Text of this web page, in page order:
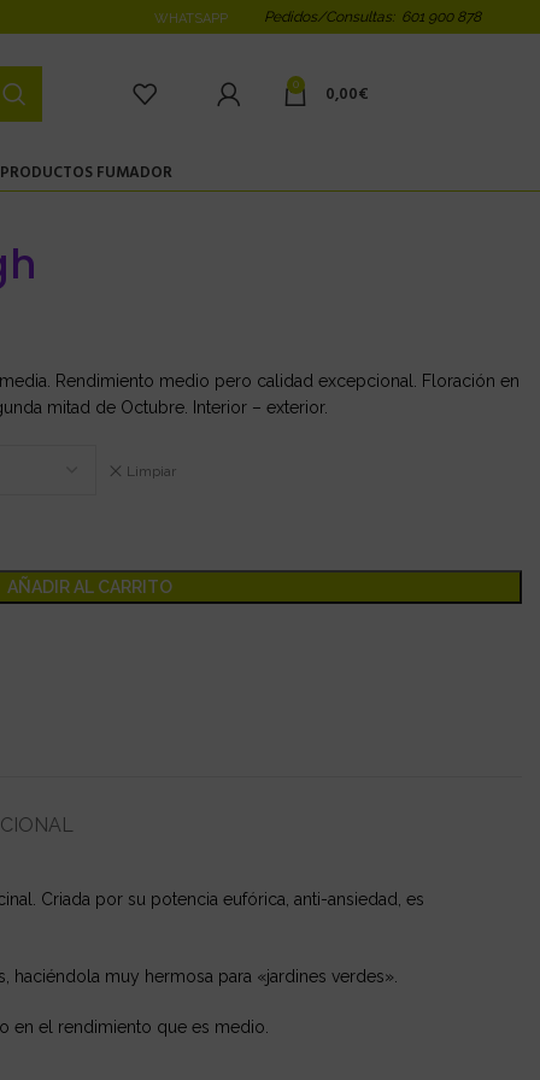
WHATSAPP Pedidos/Consultas: 601 900 878
0 0,00€
PRODUCTOS FUMADOR
Rendimiento medio pero calidad excepcional. Floración en
mitad de Octubre. Interior – exterior.
Limpiar
AÑADIR AL CARRITO
Criada por su potencia eufórica, anti-ansiedad, es
haciéndola muy hermosa para «jardines verdes».
en el rendimiento que es medio.